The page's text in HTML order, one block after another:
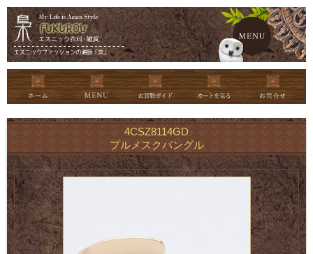
メイン
4CSZ8114GD
プルメスクバングル